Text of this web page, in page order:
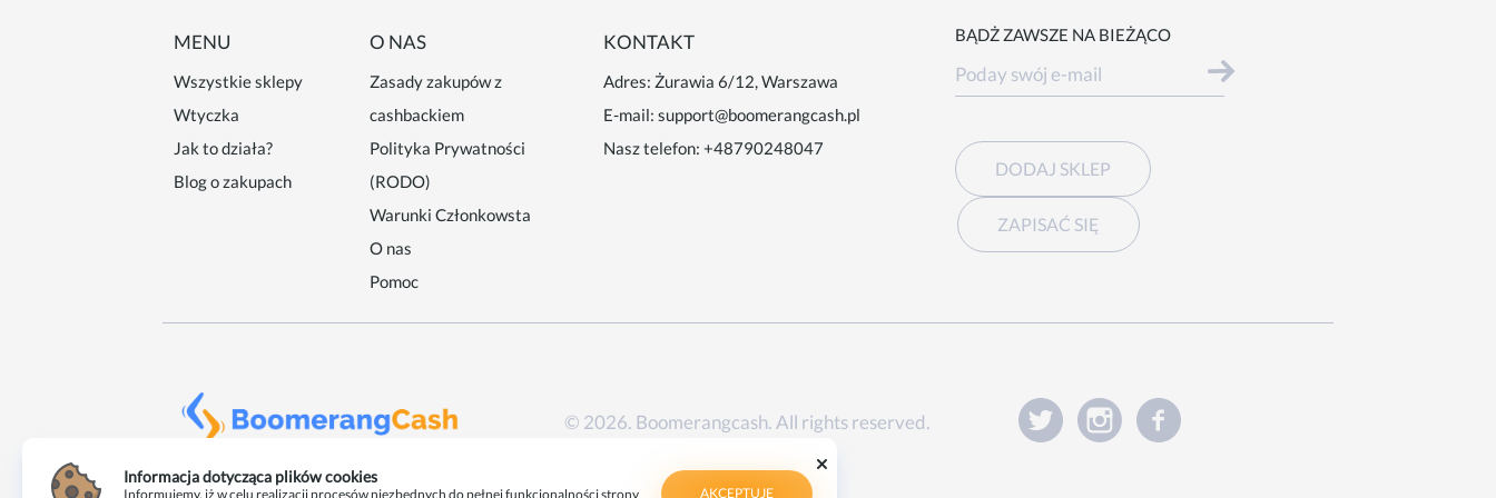
MENU
Wszystkie sklepy
Wtyczka
Jak to działa?
Blog o zakupach
O NAS
Zasady zakupów z
cashbackiem
Polityka Prywatności
(RODO)
Warunki Członkowsta
O nas
Pomoc
KONTAKT
Adres: Żurawia 6/12, Warszawa
E-mail:support@boomerangcash.pl
Nasz telefon:+48790248047
BĄDŻ ZAWSZE NA BIEŻĄCO
DODAJ SKLEP
ZAPISAĆ SIĘ
© 2026. Boomerangcash. All rights reserved.
Informacja dotycząca plików cookies
Informujemy, iż w celu realizacji procesów niezbędnych do pełnej funkcjonalności strony AKCEPTUJĘ